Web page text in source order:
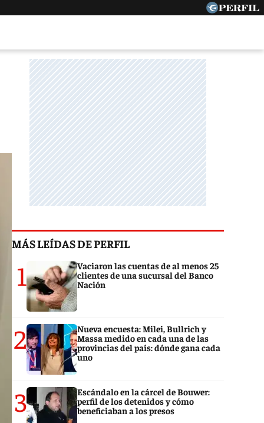
MÁS LEÍDAS DE PERFIL
1
Vaciaron las cuentas de al menos 25
clientes de una sucursal del Banco
Nación
2
Nueva encuesta: Milei, Bullrich y
Massa medido en cada una de las
provincias del país: dónde gana cada
uno
3
Escándalo en la cárcel de Bouwer:
perfil de los detenidos y cómo
beneficiaban a los presos